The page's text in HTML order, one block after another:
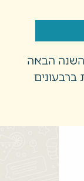
הבאה